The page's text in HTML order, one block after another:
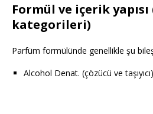
Formül ve içerik
kategorileri)
Parfüm formülünde genellikle şu
Alcohol Denat. (çözücü ve taşıyıcı)